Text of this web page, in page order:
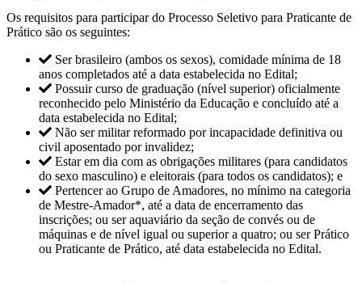
Os requisitos para participar do Processo Seletivo para Praticante de
Prático são os seguintes:
Ser brasileiro (ambos os sexos), comidade mínima de 18
anos completados até a data estabelecida no Edital;
Possuir curso de graduação (nível superior) oficialmente
reconhecido pelo Ministério da Educação e concluído até a
data estabelecida no Edital;
Não ser militar reformado por incapacidade definitiva ou
civil aposentado por invalidez;
Estar em dia com as obrigações militares (para candidatos
do sexo masculino) e eleitorais (para todos os candidatos); e
Pertencer ao Grupo de Amadores, no mínimo na categoria
de Mestre-Amador*, até a data de encerramento das
inscrições; ou ser aquaviário da seção de convés ou de
máquinas e de nível igual ou superior a quatro; ou ser Prático
ou Praticante de Prático, até data estabelecida no Edital.